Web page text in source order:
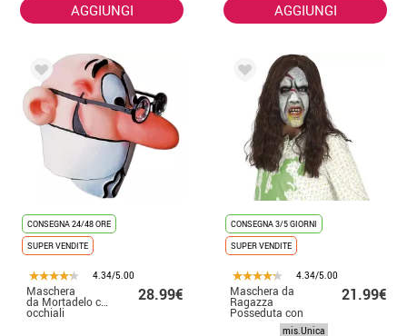
AGGIUNGI AGGIUNGI
CONSEGNA 24/48 ORE
SUPER VENDITE
4.34/5.00
Maschera
da Mortadelo con
occhiali
28.99€
CONSEGNA 3/5 GIORNI
SUPER VENDITE
4.34/5.00
Maschera da
Ragazza
Posseduta con
capelli in lattice
21.99€
mis.Unica